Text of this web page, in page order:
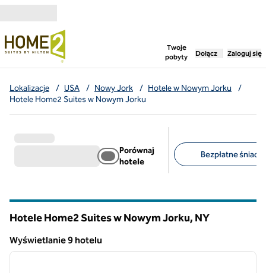
Twoje
pobyty
,otwiera nową
Dołącz Zaloguj się
Lokalizacje / USA / Nowy Jork / Hotele w Nowym Jorku
/
Hotele Home2 Suites w Nowym Jorku
Porównaj
hotele
Bezpłatne
Hotele Home2 Suites w Nowym Jorku, NY
Wyświetlanie 9 hotelu
Wyświetlanie 9 hotelu
1 z 13